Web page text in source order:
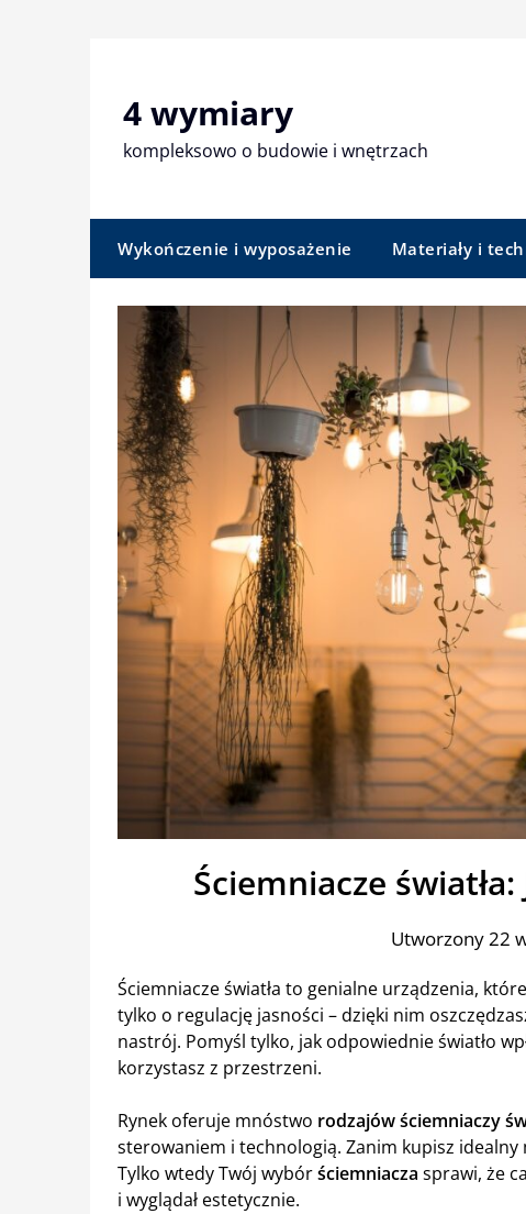
4 wymiary
kompleksowo o budowie i wnętrzach
Wykończenie i wyposażenie Materiały i
Ściemniacze
Utworzony 22
Ściemniacze światła to genialne urządzenia,
tylko o regulację jasności – dzięki nim
nastrój. Pomyśl tylko, jak odpowiednie światło
korzystasz z przestrzeni.
Rynek oferuje mnóstwo rodzajów ściemniaczy
sterowaniem i technologią. Zanim kupisz
Tylko wtedy Twój wybórściemniacza sprawi, że
i wyglądał estetycznie.